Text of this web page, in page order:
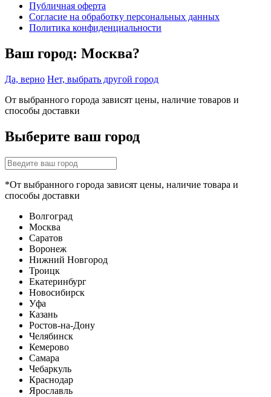
Публичная оферта
Согласие на обработку персональных данных
Политика конфиденциальности
Ваш город: Москва?
Да, верно Нет, выбрать другой город
От выбранного города зависят цены, наличие товаров и
способы доставки
Выберите ваш город
*От выбранного города зависят цены, наличие товара и
способы доставки
Волгоград
Москва
Саратов
Воронеж
Нижний Новгород
Троицк
Екатеринбург
Новосибирск
Уфа
Казань
Ростов-на-Дону
Челябинск
Кемерово
Самара
Чебаркуль
Краснодар
Ярославль